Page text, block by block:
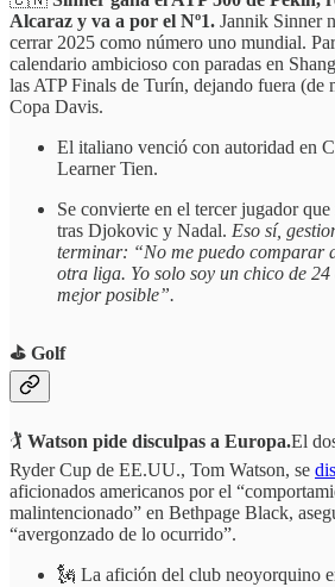
Alcaraz y va a por el Nº1. Jannik Sinner
cerrar 2025 como número uno mundial.
calendario ambicioso con paradas en
las ATP Finals de Turín, dejando fuera (de
Copa Davis.
El italiano venció con autoridad en
Learner Tien.
Se convierte en el tercer jugador
tras Djokovic y Nadal. Eso sí,
terminar: “No me puedo comparar
otra liga. Yo solo soy un chico de
mejor posible”.
⛳️ Golf
🏌️ Watson pide disculpas a Europa.El
Ryder Cup de EE.UU., Tom Watson, se
aficionados americanos por el
malintencionado” en Bethpage Black,
“avergonzado de lo ocurrido”.
🗽 La afición del club neoyorquino